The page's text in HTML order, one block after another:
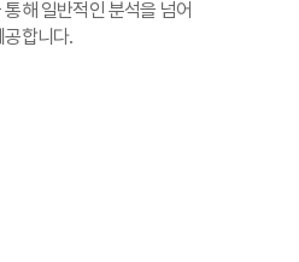
해 일반적인 분석을 넘어
공합니다.